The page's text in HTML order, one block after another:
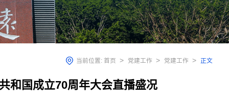
当前位置: 首页 > 党建工作 > 党建工作 > 正文
和国成立70周年大会直播盛况